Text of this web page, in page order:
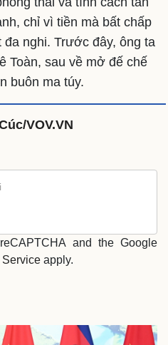
Nghệ sĩ
chỉ vì tiền mà bất chấp
nghi. Trước đây, ông ta
Toàn, sau về mở đế chế
buôn ma túy.
VOV.VN
and the Google
Service apply.